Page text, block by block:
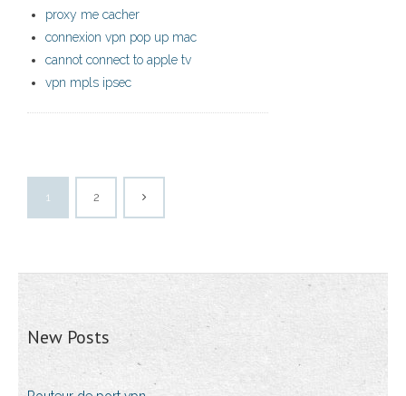
proxy me cacher
connexion vpn pop up mac
cannot connect to apple tv
vpn mpls ipsec
1 2
New Posts